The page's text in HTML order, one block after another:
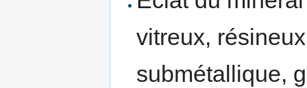
vitreux,
submétallique,